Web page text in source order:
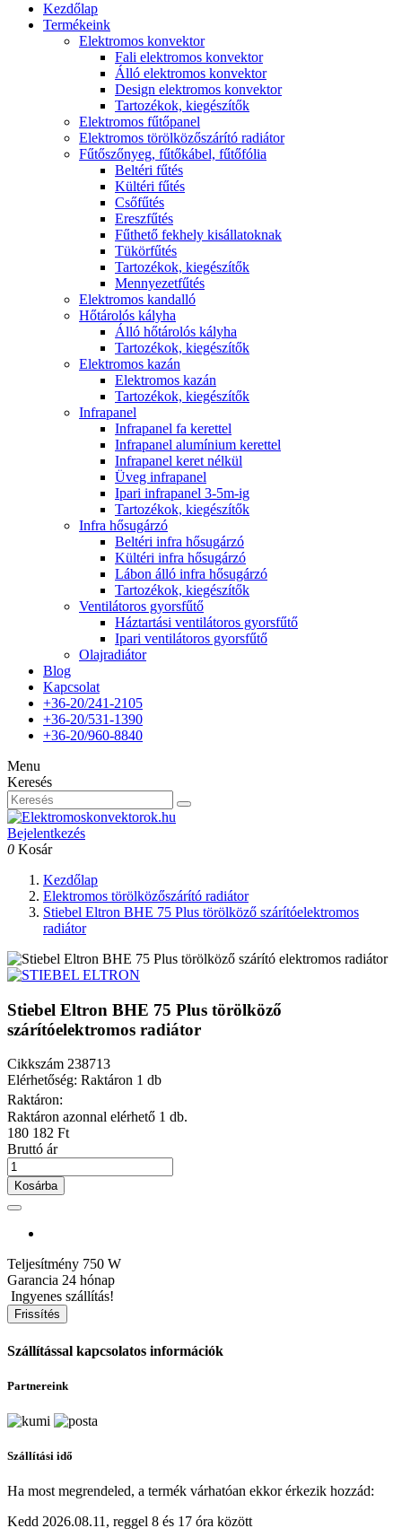
Kezdőlap
Termékeink
Elektromos konvektor
Fali elektromos konvektor
Álló elektromos konvektor
Design elektromos konvektor
Tartozékok, kiegészítők
Elektromos fűtőpanel
Elektromos törölközőszárító radiátor
Fűtőszőnyeg, fűtőkábel, fűtőfólia
Beltéri fűtés
Kültéri fűtés
Csőfűtés
Ereszfűtés
Fűthető fekhely kisállatoknak
Tükörfűtés
Tartozékok, kiegészítők
Mennyezetfűtés
Elektromos kandalló
Hőtárolós kályha
Álló hőtárolós kályha
Tartozékok, kiegészítők
Elektromos kazán
Elektromos kazán
Tartozékok, kiegészítők
Infrapanel
Infrapanel fa kerettel
Infrapanel alumínium kerettel
Infrapanel keret nélkül
Üveg infrapanel
Ipari infrapanel 3-5m-ig
Tartozékok, kiegészítők
Infra hősugárzó
Beltéri infra hősugárzó
Kültéri infra hősugárzó
Lábon álló infra hősugárzó
Tartozékok, kiegészítők
Ventilátoros gyorsfűtő
Háztartási ventilátoros gyorsfűtő
Ipari ventilátoros gyorsfűtő
Olajradiátor
Blog
Kapcsolat
+36-20/241-2105
+36-20/531-1390
+36-20/960-8840
Menu
Keresés
Bejelentkezés
0 Kosár
Kezdőlap
Elektromos törölközőszárító radiátor
Stiebel Eltron BHE 75 Plus törölköző szárítóelektromos
radiátor
Stiebel Eltron BHE 75 Plus törölköző
szárítóelektromos radiátor
Cikkszám 238713
Elérhetőség: Raktáron 1 db
Raktáron:
Raktáron azonnal elérhető 1 db.
180 182 Ft
Bruttó ár
Kosárba
Teljesítmény 750 W
Garancia 24 hónap
Ingyenes szállítás!
Szállítással kapcsolatos információk
Partnereink
Szállítási idő
Ha most megrendeled, a termék várhatóan ekkor érkezik hozzád:
Kedd 2026.08.11, reggel 8 és 17 óra között